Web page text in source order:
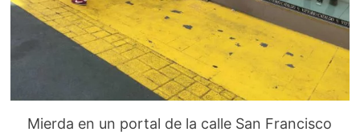
Mierda en un portal de la calle San Francisco